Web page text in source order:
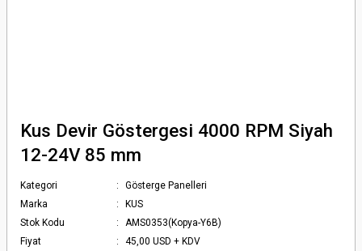
Kus Devir Göstergesi 4000 RPM Siyah
12-24V 85 mm
Kategori
Gösterge Panelleri
Marka
KUS
Stok Kodu
AMS0353(Kopya-Y6B)
Fiyat
45,00 USD + KDV